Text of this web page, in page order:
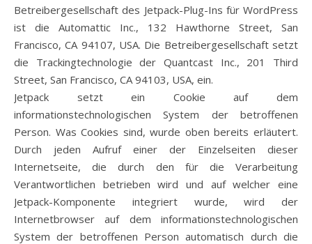
Betreibergesellschaft des Jetpack-Plug-Ins für WordPress
ist die Automattic Inc., 132 Hawthorne Street, San
Francisco, CA 94107, USA. Die Betreibergesellschaft setzt
die Trackingtechnologie der Quantcast Inc., 201 Third
Street, San Francisco, CA 94103, USA, ein.
Jetpack setzt ein Cookie auf dem
informationstechnologischen System der betroffenen
Person. Was Cookies sind, wurde oben bereits erläutert.
Durch jeden Aufruf einer der Einzelseiten dieser
Internetseite, die durch den für die Verarbeitung
Verantwortlichen betrieben wird und auf welcher eine
Jetpack-Komponente integriert wurde, wird der
Internetbrowser auf dem informationstechnologischen
System der betroffenen Person automatisch durch die